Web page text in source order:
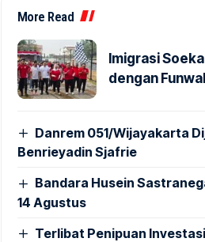
More Read
Imigrasi
dengan
Danrem 051/Wijayakarta
Benrieyadin Sjafrie
Bandara Husein
14 Agustus
Terlibat Penipuan